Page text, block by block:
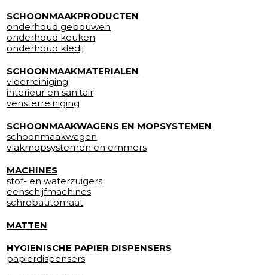
SCHOONMAAKPRODUCTEN
onderhoud gebouwen
onderhoud keuken
onderhoud kledij
SCHOONMAAKMATERIALEN
vloerreiniging
interieur en sanitair
vensterreiniging
SCHOONMAAKWAGENS EN MOPSYSTEMEN
schoonmaakwagen
vlakmopsystemen en emmers
MACHINES
stof- en waterzuigers
eenschijfmachines
schrobautomaat
MATTEN
HYGIENISCHE PAPIER DISPENSERS
papierdispensers